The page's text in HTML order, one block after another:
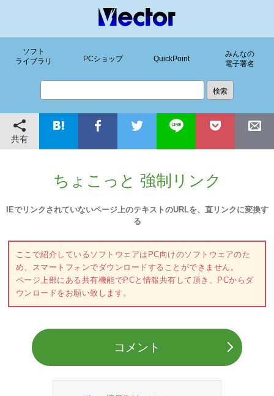
ソフト
ライブラリ
PCショップ QuickPoint
みんなの
電子署名
共有
ちょこっと 強制リンク
IEでリンクされていないページ上のテキストのURLを、直リンクに変換す
る
ここで紹介しているソフトウェアはPC向けのソフトウェアのた
め、スマートフォンでダウンロードすることができません。
ページ上部にある共有機能でPCと情報共有して頂き、PCからダ
ウンロードをお願い致します。
コメント